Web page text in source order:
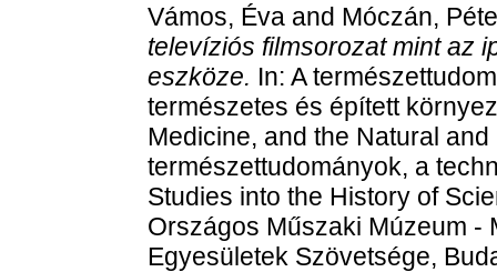
Vámos, Éva and Móczán,
televíziós filmsorozat mint az
eszköze. In: A
természetes és épített
Medicine, and the Natural
természettudományok, a
Studies into the History of
Országos Műszaki Múzeum -
Egyesületek Szövetsége,